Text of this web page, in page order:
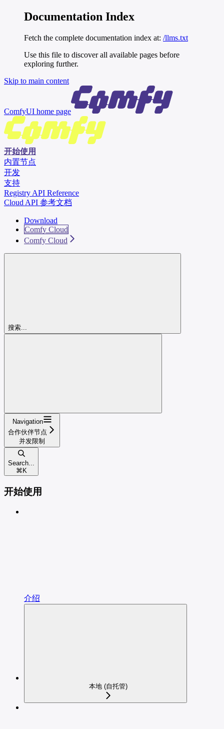
Documentation Index
Fetch the complete documentation index at: /llms.txt
Use this file to discover all available pages before
exploring further.
Skip to main content
ComfyUI home page
开始使用
内置节点
开发
支持
Registry API Reference
Cloud API 参考文档
Download
Comfy Cloud
Comfy Cloud
搜索...
Navigation
合作伙伴节点
并发限制
Search...
⌘ K
开始使用
介绍
本地 (自托管)